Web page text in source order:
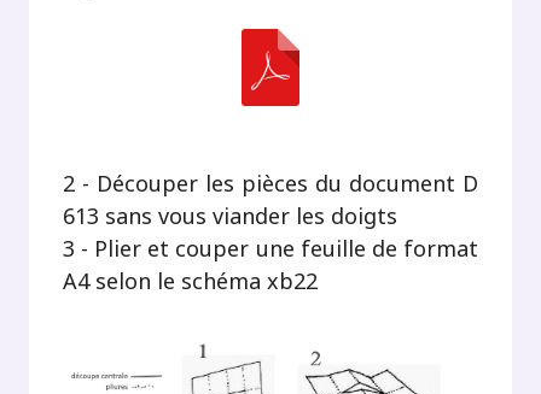
2 - Découper les pièces du document D
613 sans vous viander les doigts
3 - Plier et couper une feuille de format
A4 selon le schéma xb22